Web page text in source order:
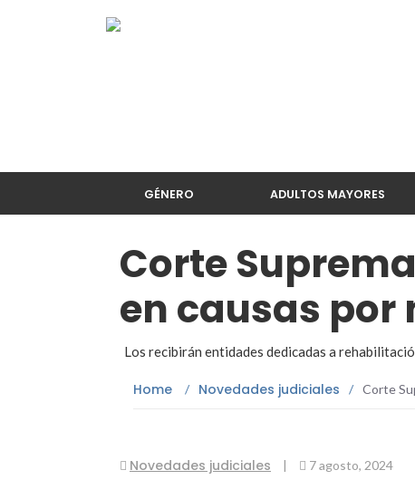
GÉNERO ADULTOS MAYORES
Corte
en causas
Los recibirán entidades dedicadas a
Home / Novedades judiciales / Corte
Novedades judiciales | 7 agosto, 2024